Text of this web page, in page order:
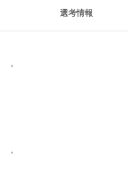
選考情報
゜
゜